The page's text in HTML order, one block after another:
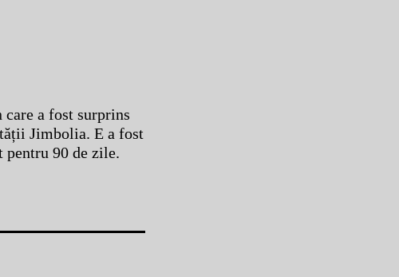
a fost surprins
Jimbolia. E a fost
pentru 90 de zile.